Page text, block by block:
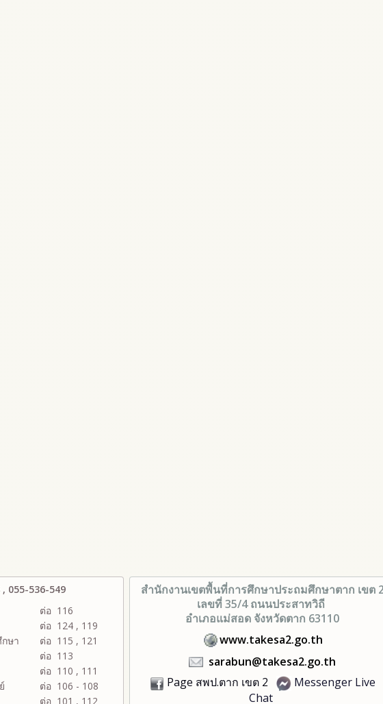
055-536-549
ต่อ 116
ต่อ 124 , 119
กษา
ต่อ 115 , 121
ต่อ 113
ต่อ 110 , 111
ต่อ 106 - 108
ต่อ 101 , 112
สำนักงานเขตพื้นที่การศึกษาประถมศึกษาตาก เขต
เลขที่ 35/4 ถนนประสาทวิถี
อำเภอแม่สอด จังหวัดตาก 63110
www.takesa2.go.th
sarabun@takesa2.go.th
Page สพป.ตาก เขต 2
Messenger Live
Chat